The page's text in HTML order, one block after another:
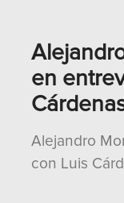
en
Alejandro
con Luis